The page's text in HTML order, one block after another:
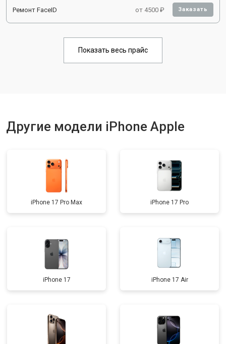
Ремонт FaceID от 4500 ₽ Заказать
Показать весь прайс
Другие модели iPhone Apple
iPhone 17 Pro Max iPhone 17 Pro
iPhone 17 iPhone 17 Air